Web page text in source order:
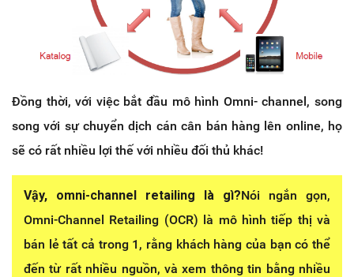
Đồng thời, với việc bắt đầu mô hình Omni- channel, song
song với sự chuyển dịch cán cân bán hàng lên online, họ
sẽ có rất nhiều lợi thế với nhiều đối thủ khác!
Vậy, omni-channel retailing là gì?Nói ngắn gọn,
Omni-Channel Retailing (OCR) là mô hình tiếp thị và
bán lẻ tất cả trong 1, rằng khách hàng của bạn có thể
đến từ rất nhiều nguồn, và xem thông tin bằng nhiều